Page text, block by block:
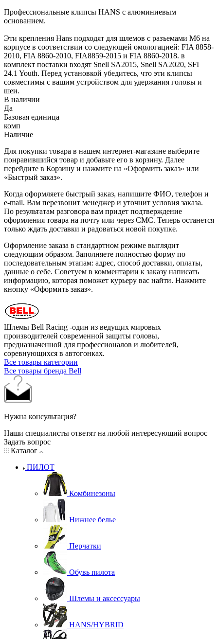
Профессиональные клипсы HANS с алюминиевым
основанием.
Эти крепления Hans подходят для шлемов с разъемами M6 на
корпусе в соответствии со следующей омологацией: FIA 8858-
2010, FIA 8860-2010, FIA8859-2015 и FIA 8860-2018. в
комплект поставки входят Snell SA2015, Snell SA2020, SFI
24.1 Youth. Перед установкой убедитесь, что эти клипсы
совместимы с вашим устройством для удержания головы и
шеи.
В наличии
Да
Базовая единица
комп
Наличие
Для покупки товара в нашем интернет-магазине выберите
понравившийся товар и добавьте его в корзину. Далее
перейдите в Корзину и нажмите на «Оформить заказ» или
«Быстрый заказ».
Когда оформляете быстрый заказ, напишите ФИО, телефон и
e-mail. Вам перезвонит менеджер и уточнит условия заказа.
По результатам разговора вам придет подтверждение
оформления товара на почту или через СМС. Теперь останется
только ждать доставки и радоваться новой покупке.
Оформление заказа в стандартном режиме выглядит
следующим образом. Заполняете полностью форму по
последовательным этапам: адрес, способ доставки, оплаты,
данные о себе. Советуем в комментарии к заказу написать
информацию, которая поможет курьеру вас найти. Нажмите
кнопку «Оформить заказ».
Шлемы Bell Racing -один из ведущих мировых
производителей современной защиты головы,
предназначенной для профессионалов и любителей,
соревнующихся в автогонках.
Все товары категории
Все товары бренда Bell
Нужна консультация?
Наши специалисты ответят на любой интересующий вопрос
Задать вопрос
Каталог
ПИЛОТ
Комбинезоны
Нижнее белье
Перчатки
Обувь пилота
Шлемы и аксессуары
HANS/HYBRID